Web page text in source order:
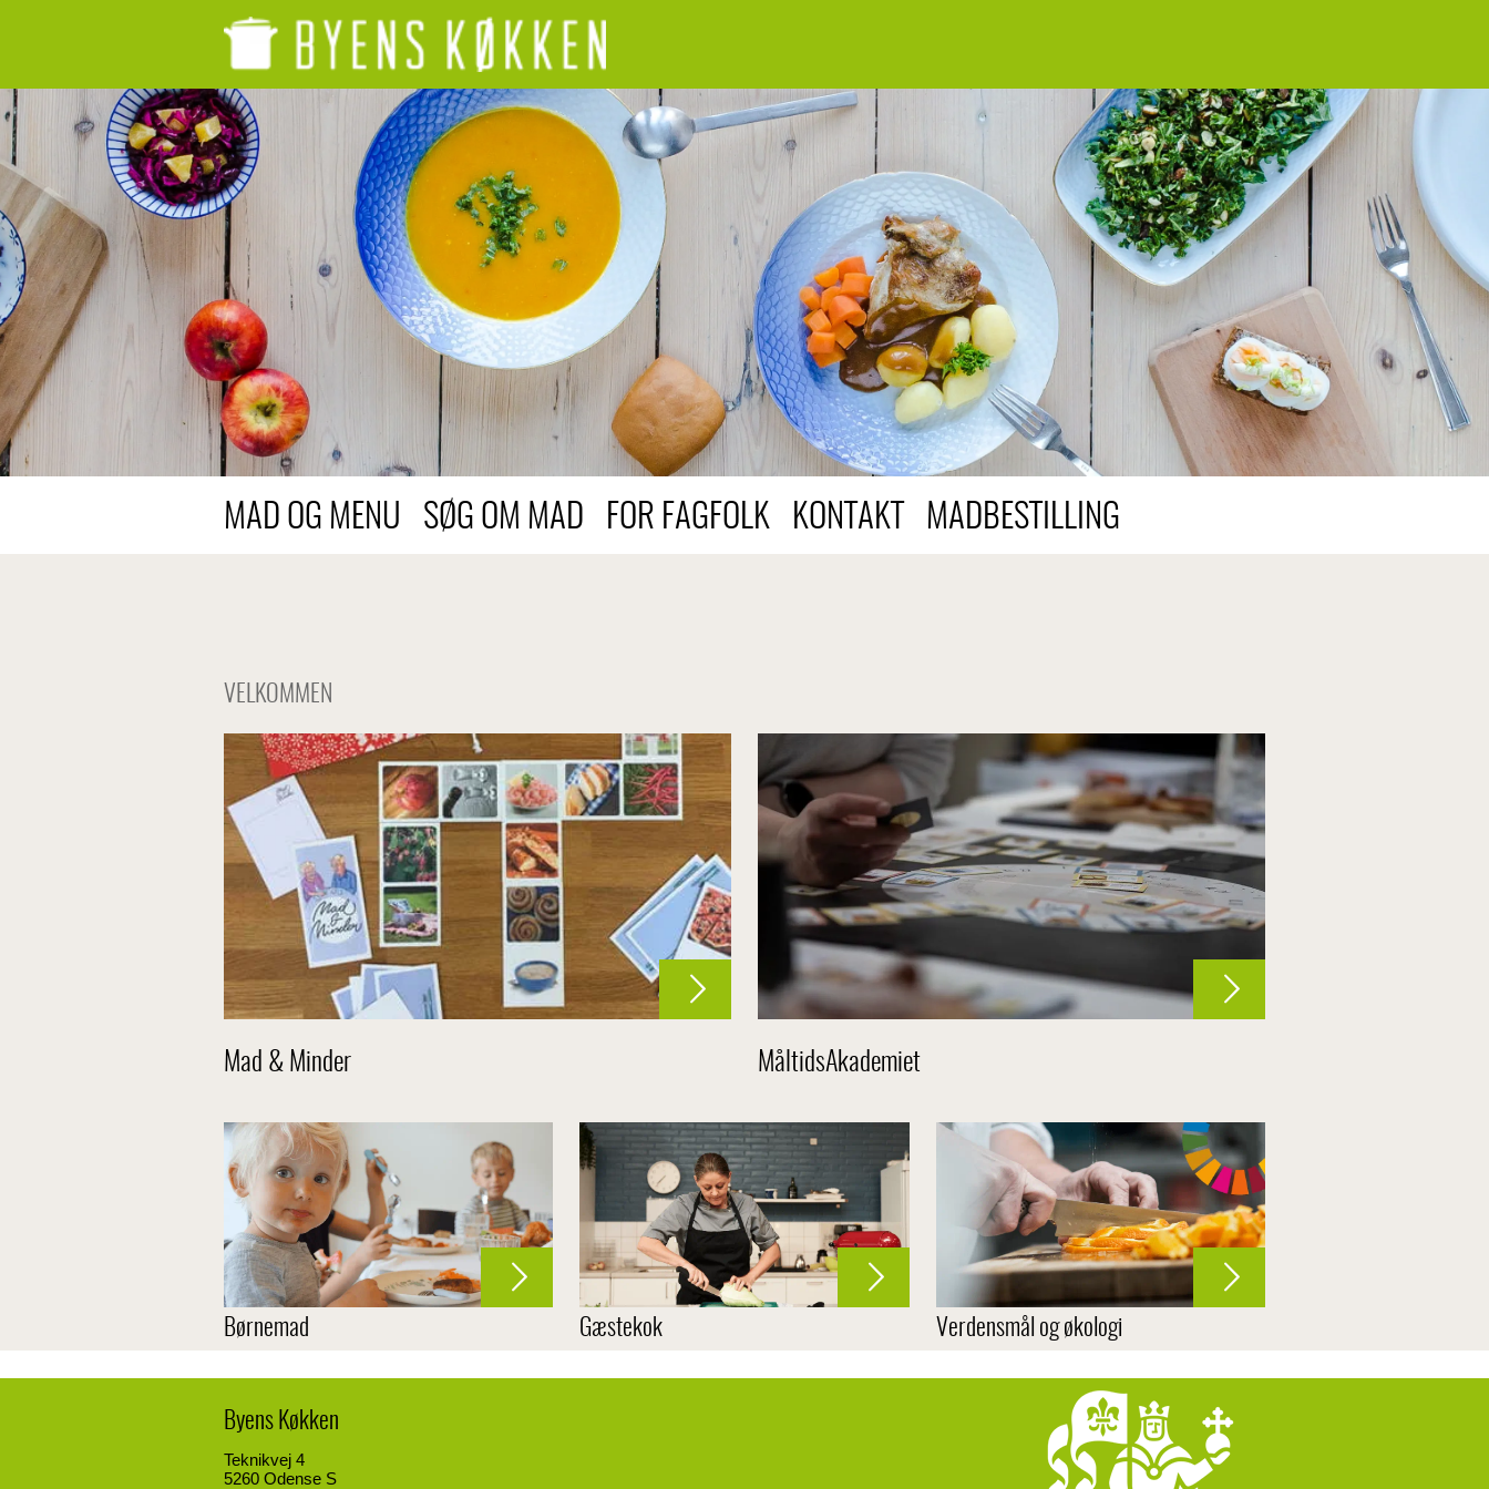
MAD OG MENU SØG OM MAD FOR FAGFOLK KONTAKT MADBESTILLING
VELKOMMEN
Mad & Minder MåltidsAkademiet
Børnemad Gæstekok Verdensmål og økologi
Byens Køkken
Teknikvej 4
5260 Odense S